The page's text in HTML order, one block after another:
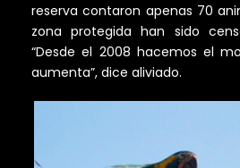
reserva contaron apenas 70
zona protegida han sido
“Desde el 2008 hacemos el
aumenta”, dice aliviado.